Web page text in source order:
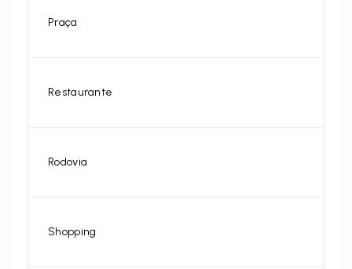
Praça
Restaurante
Rodovia
Shopping